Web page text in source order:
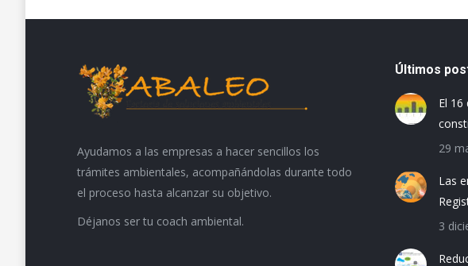
Ayudamos a las empresas a hacer sencillos los
trámites ambientales, acompañándolas durante todo
el proceso hasta alcanzar su objetivo.
Déjanos ser tu coach ambiental.
Últimos
El
29
Las
3